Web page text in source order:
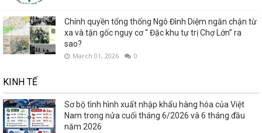
Chính quyền tổng thống Ngô Đình Diệm ngăn chận từ
xa và tận gốc nguy cơ “ Đặc khu tự trị Chợ Lớn” ra
sao?
March 01, 2026 0
KINH TẾ
Sơ bộ tình hình xuất nhập khẩu hàng hóa của Việt
Nam trong nửa cuối tháng 6/2026 và 6 tháng đầu
năm 2026